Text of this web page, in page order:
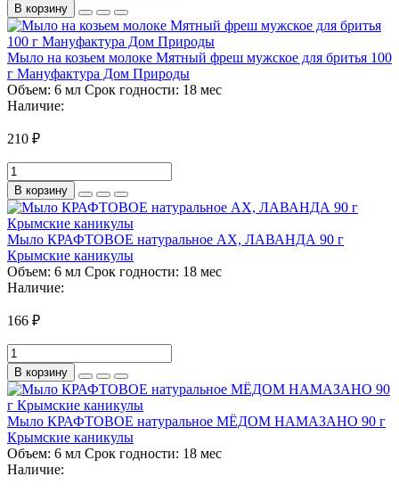
В корзину
Мыло на козьем молоке Мятный фреш мужское для бритья 100
г Мануфактура Дом Природы
Объем: 6 мл Срок годности: 18 мес
Наличие:
210 ₽
В корзину
Мыло КРАФТОВОЕ натуральное АХ, ЛАВАНДА 90 г
Крымские каникулы
Объем: 6 мл Срок годности: 18 мес
Наличие:
166 ₽
В корзину
Мыло КРАФТОВОЕ натуральное МЁДОМ НАМАЗАНО 90 г
Крымские каникулы
Объем: 6 мл Срок годности: 18 мес
Наличие: